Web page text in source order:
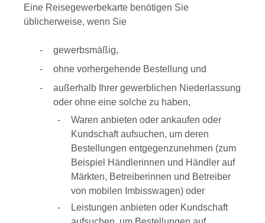
Eine Reisegewerbekarte benötigen Sie
üblicherweise, wenn Sie
gewerbsmäßig,
ohne vorhergehende Bestellung und
außerhalb Ihrer gewerblichen Niederlassung
oder ohne eine solche zu haben,
Waren anbieten oder ankaufen oder
Kundschaft aufsuchen, um deren
Bestellungen entgegenzunehmen (zum
Beispiel Händlerinnen und Händler auf
Märkten, Betreiberinnen und Betreiber
von mobilen Imbisswagen) oder
Leistungen anbieten oder Kundschaft